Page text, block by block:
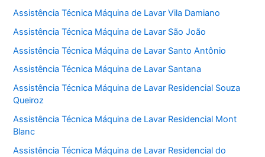
Assistência Técnica Máquina de Lavar Vila Damiano
Assistência Técnica Máquina de Lavar São João
Assistência Técnica Máquina de Lavar Santo Antônio
Assistência Técnica Máquina de Lavar Santana
Assistência Técnica Máquina de Lavar Residencial Souza
Queiroz
Assistência Técnica Máquina de Lavar Residencial Mont
Blanc
Assistência Técnica Máquina de Lavar Residencial do